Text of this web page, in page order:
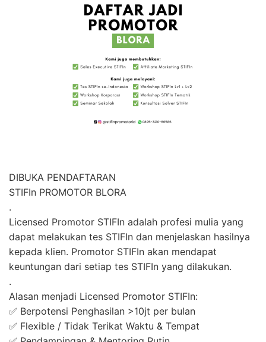
DIBUKA PENDAFTARAN
STIFIn PROMOTOR BLORA
.
Licensed Promotor STIFIn adalah profesi mulia yang
dapat melakukan tes STIFIn dan menjelaskan hasilnya
kepada klien. Promotor STIFIn akan mendapat
keuntungan dari setiap tes STIFIn yang dilakukan.
.
Alasan menjadi Licensed Promotor STIFIn:
✅ Berpotensi Penghasilan >10jt per bulan
✅ Flexible / Tidak Terikat Waktu & Tempat